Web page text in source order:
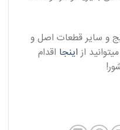
و سایر قطعات اصل و
از اینجا اقدام